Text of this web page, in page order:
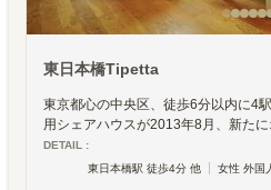
東日本橋Tipetta
東京都心の中央区、徒歩6分以内に4
用シェアハウスが2013年8月、新た
DETAIL :
東日本橋駅 徒歩4分 他
女性 外国